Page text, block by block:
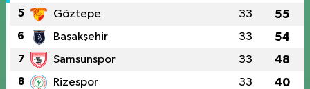
5 Göztepe 33 55
6 Başakşehir 33 54
7 Samsunspor 33 48
8 Rizespor 33 40